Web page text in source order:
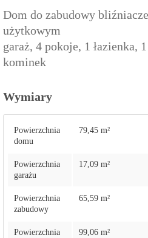
Dom do zabudowy
użytkowym
garaż, 4 pokoje, 1 łazienka,
kominek
Wymiary
Powierzchnia
domu
79,45 m²
Powierzchnia
garażu
17,09 m²
Powierzchnia
zabudowy
65,59 m²
Powierzchnia
99,06 m²